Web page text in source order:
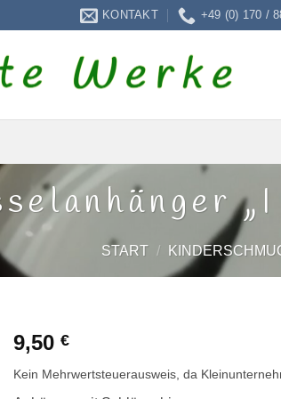
KONTAKT +49 (0) 170 /
START /
9,50 €
Kein Mehrwertsteuerausweis, da